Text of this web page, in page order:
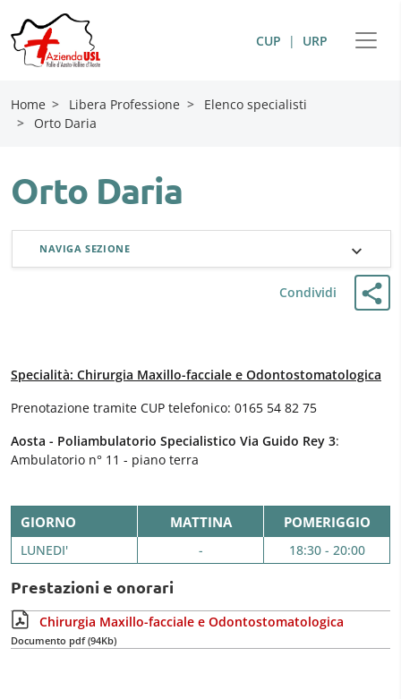
CUP | URP
Home > Libera Professione >
Elenco specialisti
>
Orto Daria
Orto Daria
Specialità: Chirurgia Maxillo-facciale e Odontostomatologica
Prenotazione tramite CUP telefonico: 0165 54 82 75
Aosta - Poliambulatorio Specialistico Via Guido Rey 3:
Ambulatorio n° 11 - piano terra
GIORNO MATTINA POMERIGGIO
LUNEDI' - 18:30 - 20:00
Prestazioni e onorari
Chirurgia Maxillo-facciale e Odontostomatologica
Documento pdf (94Kb)
Condividi
NAVIGA SEZIONE